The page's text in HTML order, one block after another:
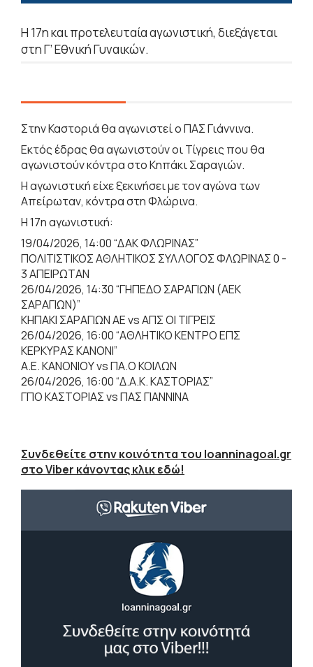
H 17η και προτελευταία αγωνιστική, διεξάγεται
στη Γ’ Εθνική Γυναικών.
Στην Καστοριά θα αγωνιστεί ο ΠΑΣ Γιάννινα.
Εκτός έδρας θα αγωνιστούν οι Τίγρεις που θα
αγωνιστούν κόντρα στο Κηπάκι Σαραγιών.
Η αγωνιστική είχε ξεκινήσει με τον αγώνα των
Απείρωταν, κόντρα στη Φλώρινα.
Η 17η αγωνιστική:
19/04/2026, 14:00 “ΔΑΚ ΦΛΩΡΙΝΑΣ”
ΠΟΛΙΤΙΣΤΙΚΟΣ ΑΘΛΗΤΙΚΟΣ ΣΥΛΛΟΓΟΣ ΦΛΩΡΙΝΑΣ 0 -
3 ΑΠΕΙΡΩΤΑΝ
26/04/2026, 14:30 “ΓΗΠΕΔΟ ΣΑΡΑΓΙΩΝ (ΑΕΚ
ΣΑΡΑΓΙΩΝ)”
ΚΗΠΑΚΙ ΣΑΡΑΓΙΩΝ ΑΕ vs ΑΠΣ ΟΙ ΤΙΓΡΕΙΣ
26/04/2026, 16:00 “ΑΘΛΗΤΙΚΟ ΚΕΝΤΡΟ ΕΠΣ
ΚΕΡΚΥΡΑΣ ΚΑΝΟΝΙ”
Α.Ε. ΚΑΝΟΝΙΟΥ vs ΠΑ.Ο ΚΟΙΛΩΝ
26/04/2026, 16:00 “Δ.Α.Κ. ΚΑΣΤΟΡΙΑΣ”
ΓΠΟ ΚΑΣΤΟΡΙΑΣ vs ΠΑΣ ΓΙΑΝΝΙΝΑ
Συνδεθείτε στην κοινότητα του Ioanninagoal.gr
στο Viber κάνοντας κλικ εδώ!